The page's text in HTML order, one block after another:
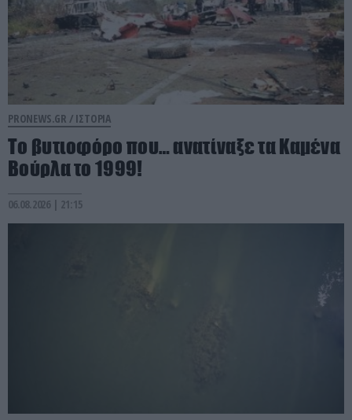
PRONEWS.GR / ΙΣΤΟΡΙΑ
Το βυτιοφόρο που… ανατίναξε τα Καμένα
Βούρλα το 1999!
06.08.2026 | 21:15